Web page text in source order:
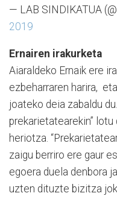
— LAB SINDIKATUA
2019
Ernairen irakurketa
Aiaraldeko Ernaik ere
ezbeharraren harira,
joateko deia zabaldu
prekarietatearekin”
heriotza.
zaigu berriro ere gaur
egoera duela denbora
uzten dituzte bizitza